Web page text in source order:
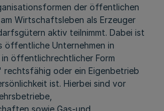
der öffentlichen
Wirtschaftsleben als Erzeuger
aktiv teilnimmt. Dabei ist
öffentliche Unternehmen in
öffentlichrechtlicher Form
oder ein Eigenbetrieb
ist. Hierbei sind vor
sowie Gas-und